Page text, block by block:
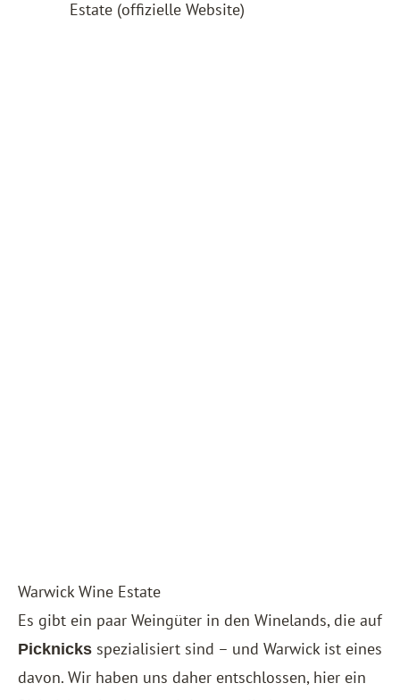
Estate (offizielle Website)
Warwick Wine Estate
Es gibt ein paar Weingüter in den Winelands, die auf
Picknicks spezialisiert sind – und Warwick ist eines
davon. Wir haben uns daher entschlossen, hier ein